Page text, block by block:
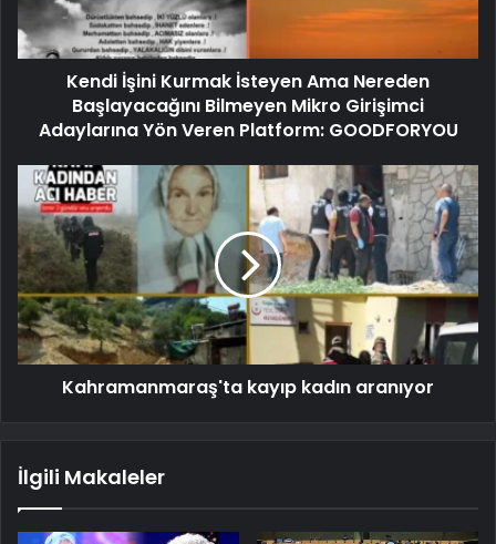
Kendi İşini Kurmak İsteyen Ama Nereden
Başlayacağını Bilmeyen Mikro Girişimci
Adaylarına Yön Veren Platform: GOODFORYOU
Kahramanmaraş'ta kayıp kadın aranıyor
İlgili Makaleler